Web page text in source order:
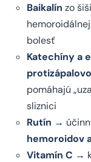
Baikalín zo
bolesť
Katechíny a
pomáhajú
sliznici
Rutín →
hemoroidov
Vitamín C →